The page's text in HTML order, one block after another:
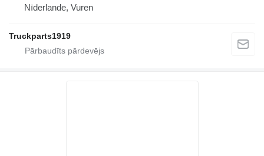
Nīderlande, Vuren
Truckparts1919